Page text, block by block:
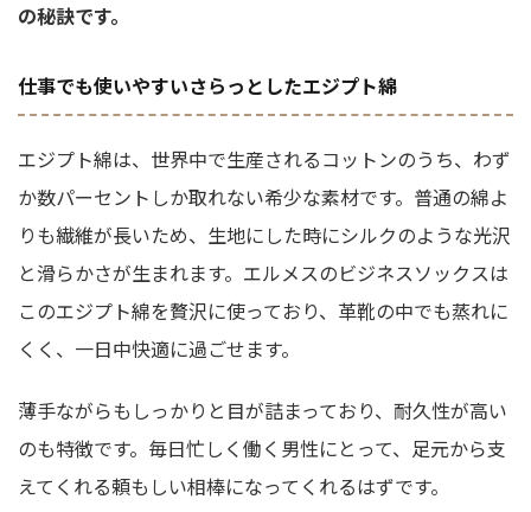
の秘訣です。
仕事でも使いやすいさらっとしたエジプト綿
エジプト綿は、世界中で生産されるコットンのうち、わず
か数パーセントしか取れない希少な素材です。普通の綿よ
りも繊維が長いため、生地にした時にシルクのような光沢
と滑らかさが生まれます。エルメスのビジネスソックスは
このエジプト綿を贅沢に使っており、革靴の中でも蒸れに
くく、一日中快適に過ごせます。
薄手ながらもしっかりと目が詰まっており、耐久性が高い
のも特徴です。毎日忙しく働く男性にとって、足元から支
えてくれる頼もしい相棒になってくれるはずです。